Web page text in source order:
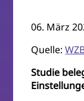
06. März
Quelle:
Studie